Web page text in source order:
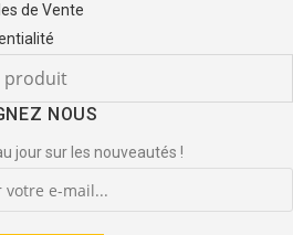
de Vente
NOUS
jour sur les nouveautés !